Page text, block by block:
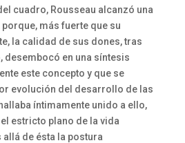
cuadro, Rousseau alcanzó una
más fuerte que su
la calidad de sus dones, tras
desembocó en una síntesis
este concepto y que se
evolución del desarrollo de las
íntimamente unido a ello,
estricto plano de la vida
de ésta la postura